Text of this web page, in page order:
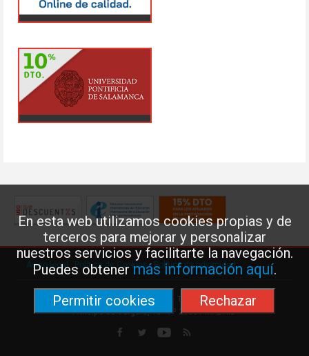
En esta web utilizamos cookies propias y de
terceros para mejorar y personalizar
nuestros servicios y facilitarte la navegación.
Puedes obtenermás información aquí.
Permitir cookies
Rechazar
Aviso legal·Política de Cookies·Política de privacidad
Federación de Enseñanza de USO · Teléfono: 91 577 41 13 ·
Príncipe de Vergara, 13 · 7º 28001 MADRID